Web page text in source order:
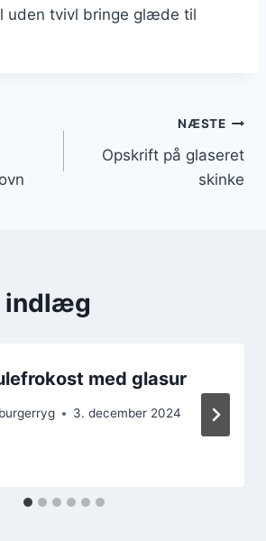
uden tvivl bringe glæde til
NÆSTE
Opskrift på glaseret
skinke
indlæg
med glasur
3. december 2024